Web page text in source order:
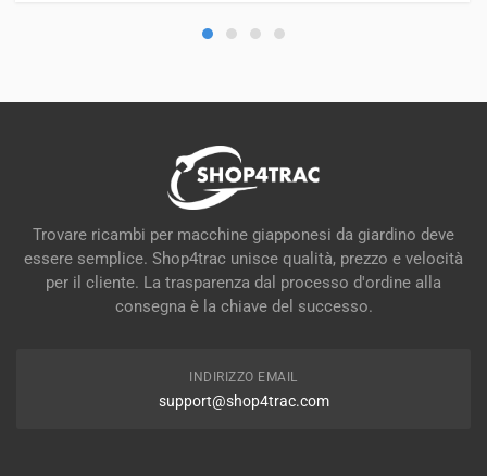
Trovare ricambi per macchine giapponesi da giardino deve
essere semplice. Shop4trac unisce qualità, prezzo e velocità
per il cliente. La trasparenza dal processo d'ordine alla
consegna è la chiave del successo.
INDIRIZZO EMAIL
support@shop4trac.com